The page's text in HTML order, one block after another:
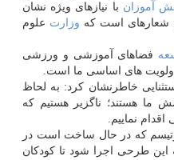
آموزان با نیازهای ویژه نشان
شعارهای است كه وزارت علوم
فضاهای آموزشی و ورزشی
های اساسی ما است.
خاطرنشان كرد: به لحاظ
ما هستند؛ ناگزیر هستیم كه
نماییم.
كه در حال ساخت است در
این طرحی اجرا شود تا كودكان